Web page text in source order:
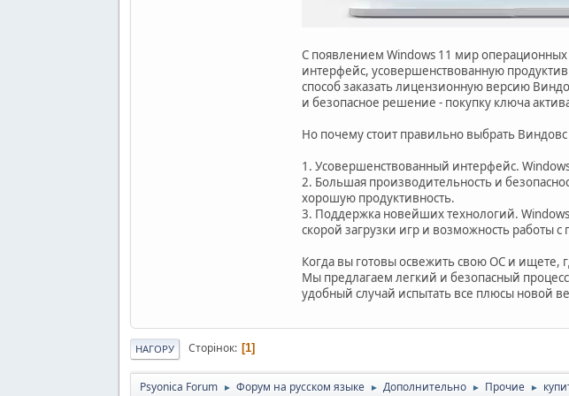
С появлением Windows 11 мир
интерфейс, усовершенствованную
способ заказать лицензионную версию
и безопасное решение - покупку ключа
Но почему стоит правильно выбрать Виндовс
1. Усовершенствованный интерфейс.
2. Большая производительность и
хорошую продуктивность.
3. Поддержка новейших технологий.
скорой загрузки игр и возможность работы
Когда вы готовы освежить свою ОС и ищете,
Мы предлагаем легкий и безопасный
удобный случай испытать все плюсы новой
НАГОРУ Сторінок 1
Psyonica Forum ► Форум на русском языке ► Дополнительно ► Прочие ►